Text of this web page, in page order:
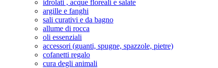
idrolati , acque floreali e salate
argille e fanghi
sali curativi e da bagno
allume di rocca
oli essenziali
accessori (guanti, spugne, spazzole, pietre)
cofanetti regalo
cura degli animali